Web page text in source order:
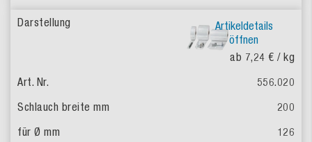
Artikeldetails
öffnen
ab 7,24 € / kg
556.020
200
126